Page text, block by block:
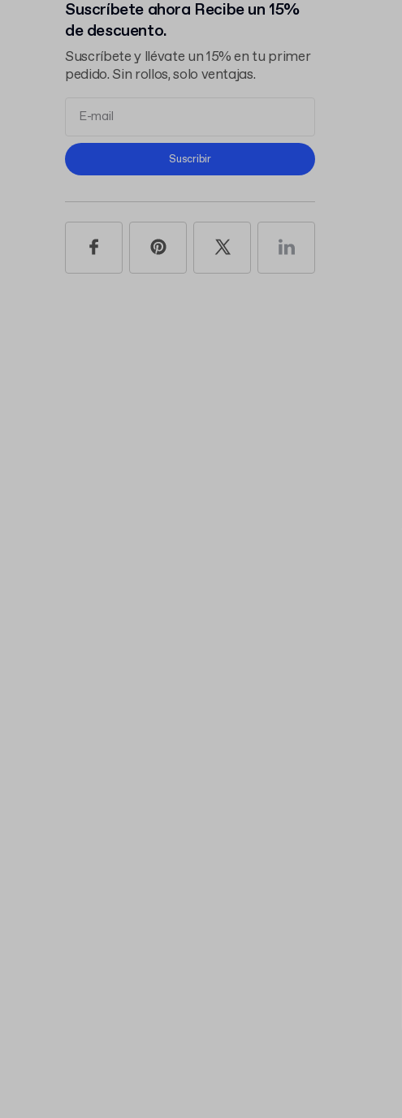
Suscríbete ahora Recibe un 15%
de descuento.
Suscríbete y llévate un 15% en tu primer
pedido. Sin rollos, solo ventajas.
Política de Privacidad
Suscribir